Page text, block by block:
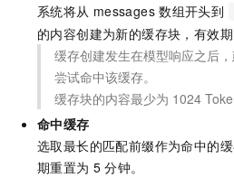
系统将从 messages 数组开头到
的内容创建为新的缓存块，有效期
缓存创建发生在模型响应之后
尝试命中该缓存。
缓存块的内容最少为 1024
命中缓存
选取最长的匹配前缀作为命中的
期重置为 5 分钟。